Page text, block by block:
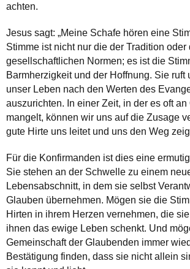
achten.
Jesus sagt: „Meine Schafe hören eine
Stimme ist nicht nur die der Tradition oder
gesellschaftlichen Normen; es ist die
Barmherzigkeit und der Hoffnung. Sie ruft
unser Leben nach den Werten des
auszurichten. In einer Zeit, in der es oft an
mangelt, können wir uns auf die Zusage
gute Hirte uns leitet und uns den Weg
Für die Konfirmanden ist dies eine
Sie stehen an der Schwelle zu einem
Lebensabschnitt, in dem sie selbst
Glauben übernehmen. Mögen sie die
Hirten in ihrem Herzen vernehmen, die
ihnen das ewige Leben schenkt. Und
Gemeinschaft der Glaubenden immer
Bestätigung finden, dass sie nicht allein